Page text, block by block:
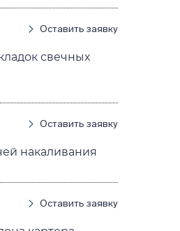
Оставить заявку
свечных
Оставить заявку
накаливания
Оставить заявку